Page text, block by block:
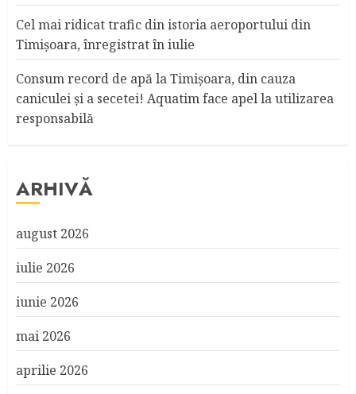
Cel mai ridicat trafic din istoria aeroportului din
Timişoara, înregistrat în iulie
Consum record de apă la Timişoara, din cauza
caniculei şi a secetei! Aquatim face apel la utilizarea
responsabilă
ARHIVĂ
august 2026
iulie 2026
iunie 2026
mai 2026
aprilie 2026